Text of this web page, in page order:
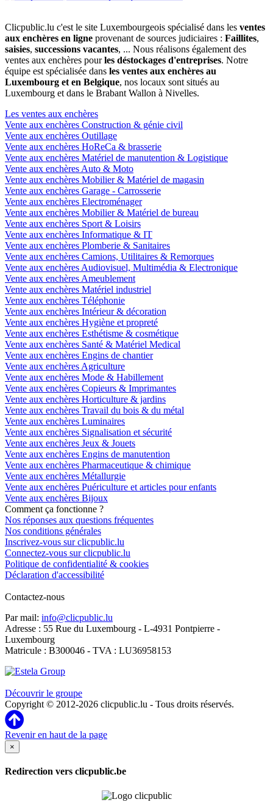
Clicpublic.lu c'est le site Luxembourgeois spécialisé dans les ventes
aux enchères en ligne provenant de sources judiciaires : Faillites,
saisies, successions vacantes, ... Nous réalisons également des
ventes aux enchères pourles déstockages d'entreprises. Notre
équipe est spécialisée dans les ventes aux enchères au
Luxembourg et en Belgique, nos locaux sont situés au
Luxembourg et dans le Brabant Wallon à Nivelles.
Les ventes aux enchères
Vente aux enchères Construction & génie civil
Vente aux enchères Outillage
Vente aux enchères HoReCa & brasserie
Vente aux enchères Matériel de manutention & Logistique
Vente aux enchères Auto & Moto
Vente aux enchères Mobilier & Matériel de magasin
Vente aux enchères Garage - Carrosserie
Vente aux enchères Electroménager
Vente aux enchères Mobilier & Matériel de bureau
Vente aux enchères Sport & Loisirs
Vente aux enchères Informatique & IT
Vente aux enchères Plomberie & Sanitaires
Vente aux enchères Camions, Utilitaires & Remorques
Vente aux enchères Audiovisuel, Multimédia & Electronique
Vente aux enchères Ameublement
Vente aux enchères Matériel industriel
Vente aux enchères Téléphonie
Vente aux enchères Intérieur & décoration
Vente aux enchères Hygiène et propreté
Vente aux enchères Esthétisme & cosmétique
Vente aux enchères Santé & Matériel Medical
Vente aux enchères Engins de chantier
Vente aux enchères Agriculture
Vente aux enchères Mode & Habillement
Vente aux enchères Copieurs & Imprimantes
Vente aux enchères Horticulture & jardins
Vente aux enchères Travail du bois & du métal
Vente aux enchères Luminaires
Vente aux enchères Signalisation et sécurité
Vente aux enchères Jeux & Jouets
Vente aux enchères Engins de manutention
Vente aux enchères Pharmaceutique & chimique
Vente aux enchères Métallurgie
Vente aux enchères Puériculture et articles pour enfants
Vente aux enchères Bijoux
Comment ça fonctionne ?
Nos réponses aux questions fréquentes
Nos conditions générales
Inscrivez-vous sur clicpublic.lu
Connectez-vous sur clicpublic.lu
Politique de confidentialité & cookies
Déclaration d'accessibilité
Contactez-nous
Par mail: info@clicpublic.lu
Adresse : 55 Rue du Luxembourg - L-4931 Pontpierre -
Luxembourg
Matricule : B300046 - TVA : LU36958153
Découvrir le groupe
Copyright © 2012-2026 clicpublic.lu - Tous droits réservés.
Revenir en haut de la page
×
Redirection vers clicpublic.be